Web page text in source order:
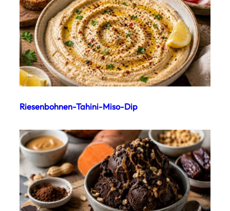
Riesenbohnen-Tahini-Miso-Dip